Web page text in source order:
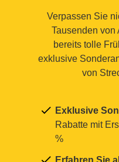
Verpassen Sie
Tausenden von
bereits tolle
exklusive
von
Exklusive
Rabatte mit
%